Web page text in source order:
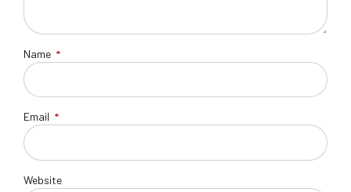
Name *
Email *
Website